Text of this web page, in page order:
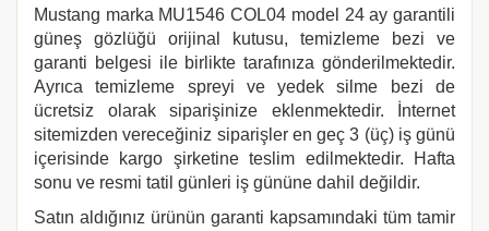
Mustang marka MU1546 COL04 model 24 ay garantili
güneş gözlüğü orijinal kutusu, temizleme bezi ve
garanti belgesi ile birlikte tarafınıza gönderilmektedir.
Ayrıca temizleme spreyi ve yedek silme bezi de
ücretsiz olarak siparişinize eklenmektedir. İnternet
sitemizden vereceğiniz siparişler en geç 3 (üç) iş günü
içerisinde kargo şirketine teslim edilmektedir. Hafta
sonu ve resmi tatil günleri iş gününe dahil değildir.
Satın aldığınız ürünün garanti kapsamındaki tüm tamir